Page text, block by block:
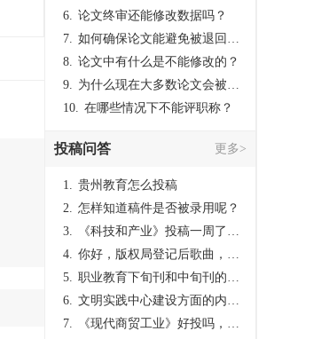
6. 论文终审还能修改数据吗？
7. 如何确保论文能避免被退回：关键条件与策略
8. 论文中有什么是不能修改的？
9. 为什么现在大多数论文会被评判为AI撰写？（深度剖析查重机制下的困境与出路）
10. 在哪些情况下不能评职称？
投稿问答 更多>
1. 贵州教育怎么投稿
2. 怎样知道稿件是否被录用呢？
3.
《科技和产业》投稿一周了仍是“已发回执”状态，这是什么意思？什么时候外审？
4. 你好，版权局登记后歌曲，这里能否发表
5. 职业教育下旬刊和中旬刊的国内刊号一样，他们有什么区别，两本刊物都是真的吗？
6. 文明实践中心建设方面的内容适合那种期刊
7.
《现代商贸工业》好投吗，版面费多少？